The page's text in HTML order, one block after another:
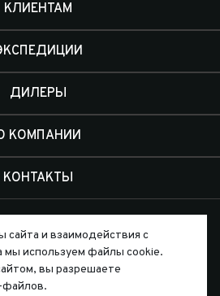
КЛИЕНТАМ
ДИЛЕРЫ
КОМПАНИИ
КОНТАКТЫ
директору
сайта и взаимодействия с
мы используем файлы cookie.
вы разрешаете
файлов.